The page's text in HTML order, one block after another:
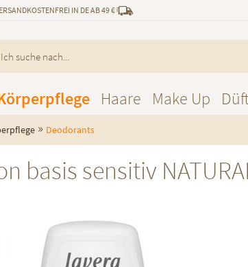
IN DE AB 49 €
Haare Make Up
» Deodorants
basis sensitiv